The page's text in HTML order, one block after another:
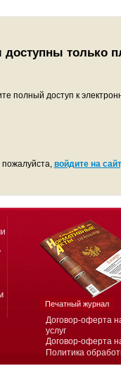
доступны только
полный доступ к
войдите на
Договор-оферта
услуг
Договор-оферта
Политика
Печатный журнал